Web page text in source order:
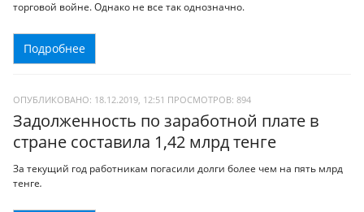
торговой войне. Однако не все так однозначно.
Подробнее
ОПУБЛИКОВАНО: 18.12.2019, 12:51 ПРОСМОТРОВ: 894
Задолженность по заработной плате в
стране составила 1,42 млрд тенге
За текущий год работникам погасили долги более чем на пять млрд
тенге.